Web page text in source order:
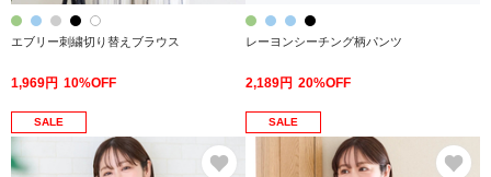
エブリー刺繍切り替えブラウス
1,969円 10%OFF
レーヨンシーチング柄パンツ
2,189円 20%OFF
SALE SALE